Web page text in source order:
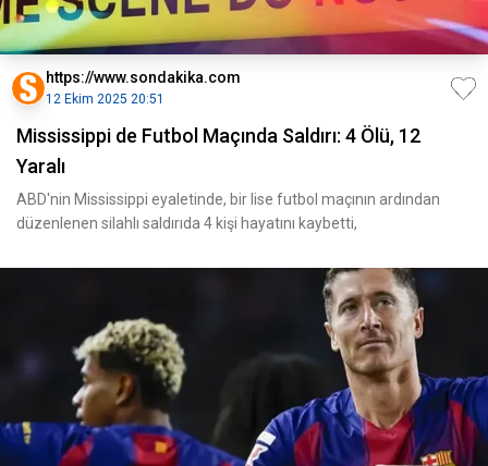
https://www.sondakika.com
12 Ekim 2025 20:51
Mississippi de Futbol Maçında Saldırı: 4 Ölü, 12
Yaralı
ABD'nin Mississippi eyaletinde, bir lise futbol maçının ardından
düzenlenen silahlı saldırıda 4 kişi hayatını kaybetti,